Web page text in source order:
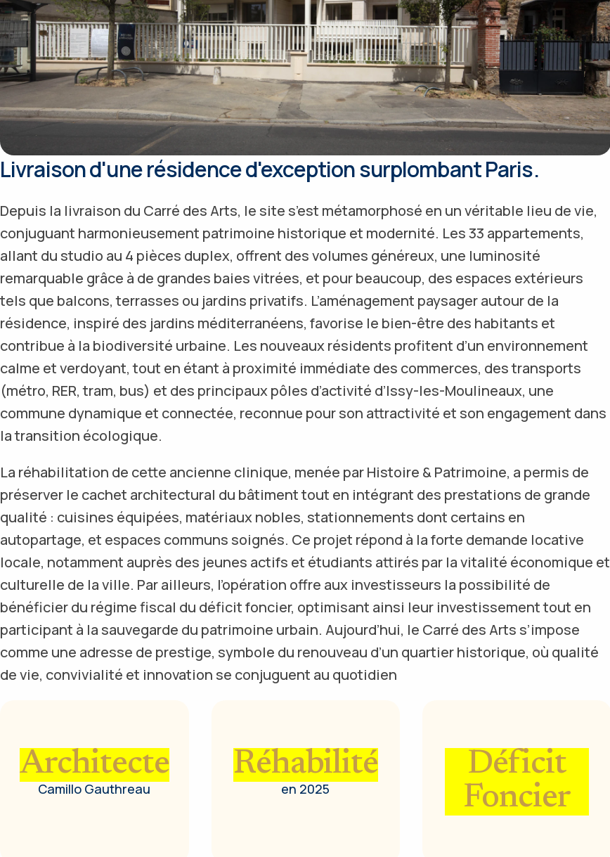
Livraison d'une résidence d'exception surplombant Paris.
Depuis la livraison du Carré des Arts, le site s’est métamorphosé en un véritable lieu de vie,
conjuguant harmonieusement patrimoine historique et modernité. Les 33 appartements,
allant du studio au 4 pièces duplex, offrent des volumes généreux, une luminosité
remarquable grâce à de grandes baies vitrées, et pour beaucoup, des espaces extérieurs
tels que balcons, terrasses ou jardins privatifs. L’aménagement paysager autour de la
résidence, inspiré des jardins méditerranéens, favorise le bien-être des habitants et
contribue à la biodiversité urbaine. Les nouveaux résidents profitent d’un environnement
calme et verdoyant, tout en étant à proximité immédiate des commerces, des transports
(métro, RER, tram, bus) et des principaux pôles d’activité d’Issy-les-Moulineaux, une
commune dynamique et connectée, reconnue pour son attractivité et son engagement dans
la transition écologique.
La réhabilitation de cette ancienne clinique, menée par Histoire & Patrimoine, a permis de
préserver le cachet architectural du bâtiment tout en intégrant des prestations de grande
qualité : cuisines équipées, matériaux nobles, stationnements dont certains en
autopartage, et espaces communs soignés. Ce projet répond à la forte demande locative
locale, notamment auprès des jeunes actifs et étudiants attirés par la vitalité économique et
culturelle de la ville. Par ailleurs, l’opération offre aux investisseurs la possibilité de
bénéficier du régime fiscal du déficit foncier, optimisant ainsi leur investissement tout en
participant à la sauvegarde du patrimoine urbain. Aujourd’hui, le Carré des Arts s’impose
comme une adresse de prestige, symbole du renouveau d’un quartier historique, où qualité
de vie, convivialité et innovation se conjuguent au quotidien
Architecte
Camillo Gauthreau
Réhabilité
en 2025
Déficit
Foncier